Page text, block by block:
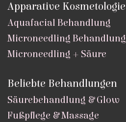
Apparative Kosmetologie
Aquafacial Behandlung
Microneedling Behandlung
Microneedling + Säure
Beliebte Behandlungen
Säurebehandlung & Glow
Fußpflege & Massage